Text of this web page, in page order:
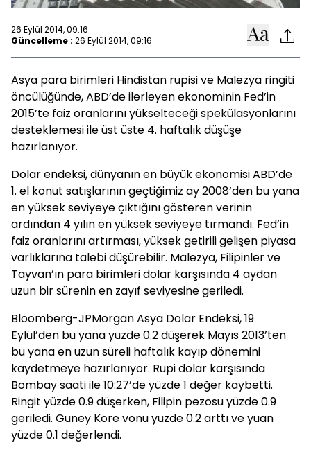
26 Eylül 2014, 09:16
Güncelleme : 26 Eylül 2014, 09:16
Asya para birimleri Hindistan rupisi ve Malezya ringiti
öncülüğünde, ABD’de ilerleyen ekonominin Fed’in
2015’te faiz oranlarını yükselteceği spekülasyonlarını
desteklemesi ile üst üste 4. haftalık düşüşe
hazırlanıyor.
Dolar endeksi, dünyanın en büyük ekonomisi ABD’de
1. el konut satışlarının geçtiğimiz ay 2008’den bu yana
en yüksek seviyeye çıktığını gösteren verinin
ardından 4 yılın en yüksek seviyeye tırmandı. Fed’in
faiz oranlarını artırması, yüksek getirili gelişen piyasa
varlıklarına talebi düşürebilir. Malezya, Filipinler ve
Tayvan’ın para birimleri dolar karşısında 4 aydan
uzun bir sürenin en zayıf seviyesine geriledi.
Bloomberg-JPMorgan Asya Dolar Endeksi, 19
Eylül’den bu yana yüzde 0.2 düşerek Mayıs 2013’ten
bu yana en uzun süreli haftalık kayıp dönemini
kaydetmeye hazırlanıyor. Rupi dolar karşısında
Bombay saati ile 10:27’de yüzde 1 değer kaybetti.
Ringit yüzde 0.9 düşerken, Filipin pezosu yüzde 0.9
geriledi. Güney Kore vonu yüzde 0.2 arttı ve yuan
yüzde 0.1 değerlendi.